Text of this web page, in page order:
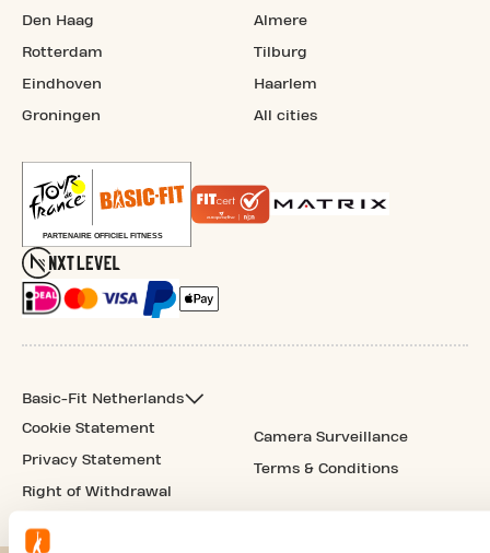
Den Haag
Rotterdam
Eindhoven
Groningen
Almere
Tilburg
Haarlem
All cities
Basic-Fit Netherlands
Cookie Statement
Privacy Statement
Right of Withdrawal
Camera Surveillance
Terms & Conditions